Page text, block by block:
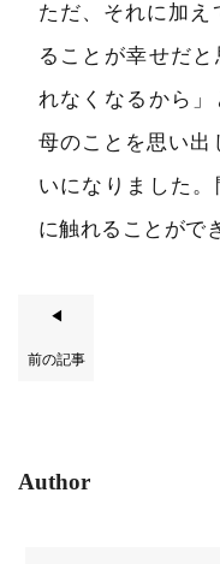
ただ、それに加
ることが幸せだ
れなくなるから
母のことを思い出
いになりました
に触れることがで
◀
前の記事
Author